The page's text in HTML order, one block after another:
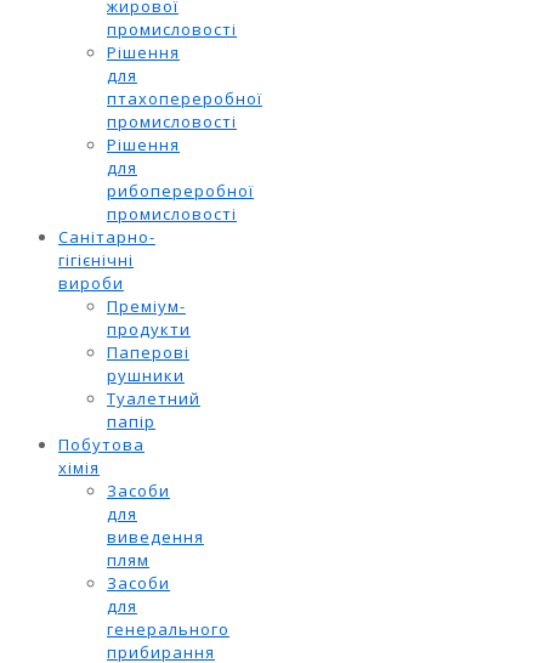
жирової
промисловості
Рішення
для
птахопереробної
промисловості
Рішення
для
рибопереробної
промисловості
Санітарно-
гігієнічні
вироби
Преміум-
продукти
Паперові
рушники
Туалетний
папір
Побутова
хімія
Засоби
для
виведення
плям
Засоби
для
генерального
прибирання